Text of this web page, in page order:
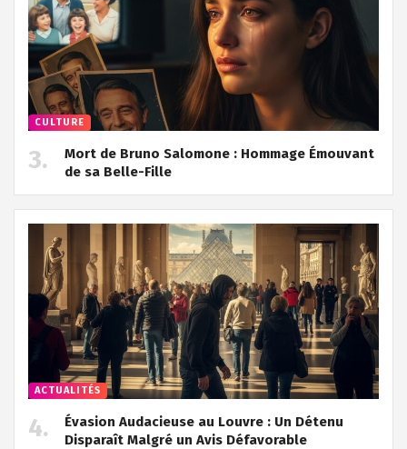
CULTURE
Mort de Bruno Salomone : Hommage Émouvant
de sa Belle-Fille
ACTUALITÉS
Évasion Audacieuse au Louvre : Un Détenu
Disparaît Malgré un Avis Défavorable